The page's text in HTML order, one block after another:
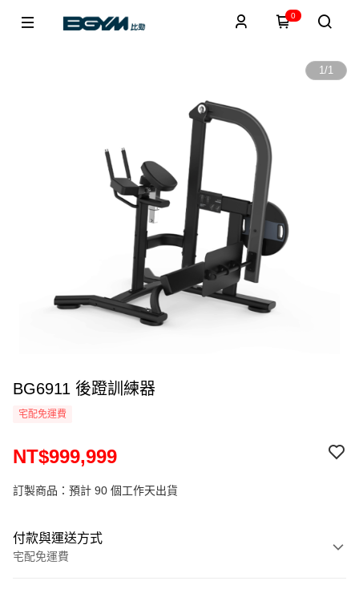
0
1/1
BG6911 後蹬訓練器
宅配免運費
NT$999,999
訂製商品：預計 90 個工作天出貨
付款與運送方式
宅配免運費